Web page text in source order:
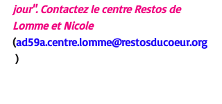
jour". Contactez le centre Restos de
Lomme et Nicole
(ad59a.centre.lomme@restosducoeur.org
)